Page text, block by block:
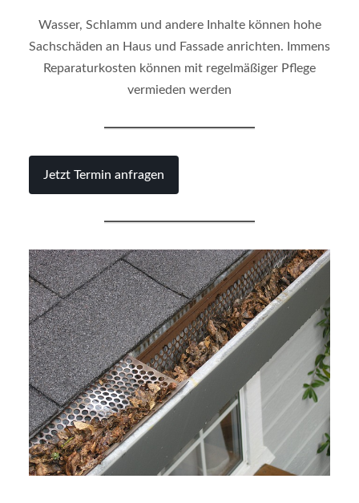
Wasser, Schlamm und andere Inhalte können hohe
Sachschäden an Haus und Fassade anrichten. Immens
Reparaturkosten können mit regelmäßiger Pflege
vermieden werden
Jetzt Termin anfragen